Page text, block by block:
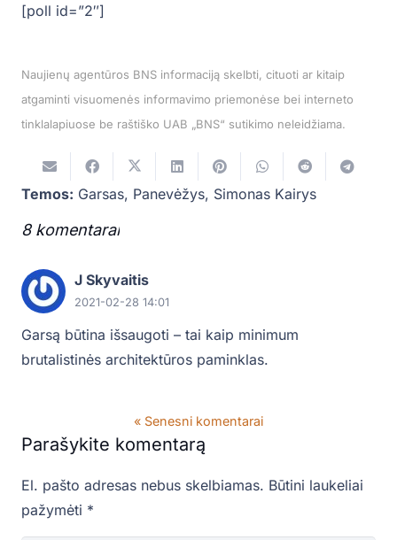
[poll id=”2″]
Naujienų agentūros BNS informaciją skelbti, cituoti ar kitaip
atgaminti visuomenės informavimo priemonėse bei interneto
tinklalapiuose be raštiško UAB „BNS“ sutikimo neleidžiama.
Temos: Garsas, Panevėžys, Simonas Kairys
8 komentarai
.
J Skyvaitis
2021-02-28 14:01
Garsą būtina išsaugoti – tai kaip minimum
brutalistinės architektūros paminklas.
« Senesni komentarai
Parašykite komentarą
El. pašto adresas nebus skelbiamas. Būtini laukeliai
pažymėti *